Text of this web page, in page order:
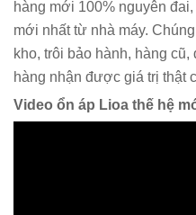
hàng mới 100% nguyên
mới nhất từ nhà máy.
kho, trôi bảo hành, hàng
hàng nhận được giá trị thật
Video ổn áp Lioa thế hệ